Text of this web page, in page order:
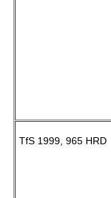
TfS 1999, 965 HRD